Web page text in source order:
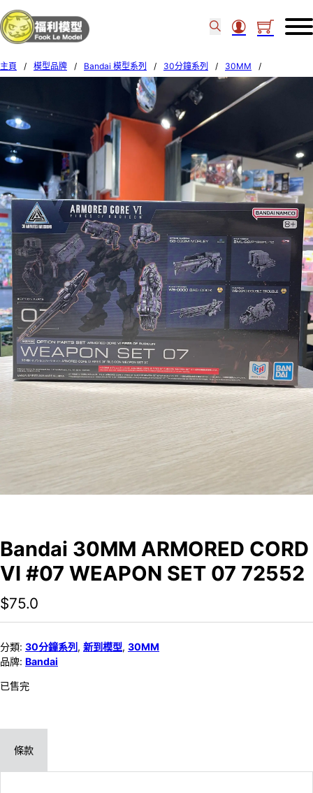
主頁 / 模型品牌 / Bandai 模型系列 / 30分鐘系列 / 30MM
/
Bandai 30MM ARMORED CORD VI #07 WEAPON SET 07 72552
Bandai 30MM ARMORED CORD
VI #07 WEAPON SET 07 72552
$75.0
分類: 30分鐘系列 , 新到模型, 30MM
品牌: Bandai
已售完
條款